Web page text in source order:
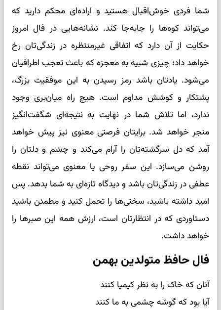
شما فردی خوش‌اقبال هستید و اراده‌ای محکم دارید که
می‌تواند کوه‌ها را جابه‌جا کند. نشانه‌هایی در فال امروز
حکایت از آن دارد که اتفاقی غیرمنتظره در زندگی‌تان رخ
خواهد داد؛ چیزی شبیه به معجزه که باعث تعجب اطرافیان
می‌شود. یادتان باشد رمز رسیدن به این موفقیت بزرگ،
پشتکار و کوشش مداوم است. هیچ راه میان‌بری وجود
ندارد، اما تلاش شما در نهایت به نتیجه‌ای شگفت‌انگیز
منجر خواهد شد. برایتان فرصتی معنوی نیز پیش خواهد
آمد که دل سرگشته‌تان را آرام می‌کند و چشم و دلتان را
روشن می‌سازد. این سفر روحی یا معنوی می‌تواند نقطه
عطفی در زندگی‌تان باشد و دیدگاه تازه‌ای به شما بدهد. پس
امید داشته باشید، سختی‌ها را تحمل کنید و مطمئن باشید
دستاوردی که در انتظارتان است، ارزش همه این صبرها را
خواهد داشت.
فال حافظ متولدین بهمن
آنان که خاک را به نظر کیمیا کنند
آیا بود که گوشه چشمی به ما کنند